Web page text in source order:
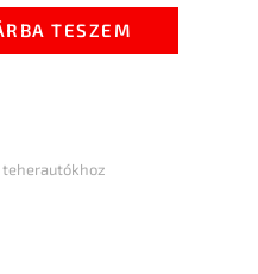
TESZEM